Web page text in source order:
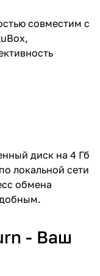
совместим с
диск на 4 Гб
локальной сети
обмена
- Ваш